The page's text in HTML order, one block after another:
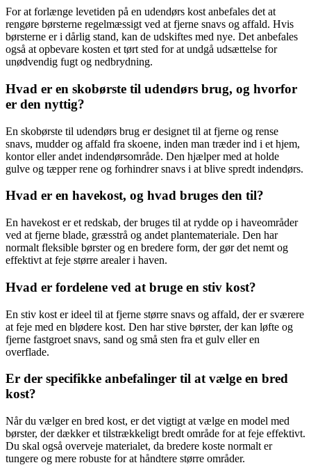
For at forlænge levetiden på en udendørs kost anbefales det at
rengøre børsterne regelmæssigt ved at fjerne snavs og affald. Hvis
børsterne er i dårlig stand, kan de udskiftes med nye. Det anbefales
også at opbevare kosten et tørt sted for at undgå udsættelse for
unødvendig fugt og nedbrydning.
Hvad er en skobørste til udendørs brug, og hvorfor
er den nyttig?
En skobørste til udendørs brug er designet til at fjerne og rense
snavs, mudder og affald fra skoene, inden man træder ind i et hjem,
kontor eller andet indendørsområde. Den hjælper med at holde
gulve og tæpper rene og forhindrer snavs i at blive spredt indendørs.
Hvad er en havekost, og hvad bruges den til?
En havekost er et redskab, der bruges til at rydde op i haveområder
ved at fjerne blade, græsstrå og andet plantemateriale. Den har
normalt fleksible børster og en bredere form, der gør det nemt og
effektivt at feje større arealer i haven.
Hvad er fordelene ved at bruge en stiv kost?
En stiv kost er ideel til at fjerne større snavs og affald, der er sværere
at feje med en blødere kost. Den har stive børster, der kan løfte og
fjerne fastgroet snavs, sand og små sten fra et gulv eller en
overflade.
Er der specifikke anbefalinger til at vælge en bred
kost?
Når du vælger en bred kost, er det vigtigt at vælge en model med
børster, der dækker et tilstrækkeligt bredt område for at feje effektivt.
Du skal også overveje materialet, da bredere koste normalt er
tungere og mere robuste for at håndtere større områder.